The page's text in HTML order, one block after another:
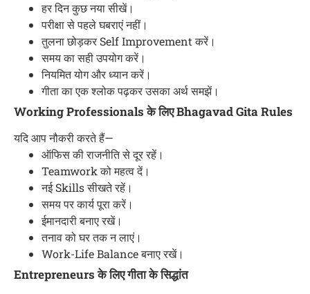
हर दिन कुछ नया सीखें।
परीक्षा से पहले घबराएं नहीं।
तुलना छोड़कर Self Improvement करें।
समय का सही उपयोग करें।
नियमित योग और ध्यान करें।
गीता का एक श्लोक पढ़कर उसका अर्थ समझें।
Working Professionals के लिए Bhagavad Gita Rules
यदि आप नौकरी करते हैं—
ऑफिस की राजनीति से दूर रहें।
Teamwork को महत्व दें।
नई Skills सीखते रहें।
समय पर कार्य पूरा करें।
ईमानदारी बनाए रखें।
तनाव को घर तक न लाएं।
Work-Life Balance बनाए रखें।
Entrepreneurs के लिए गीता के सिद्धांत